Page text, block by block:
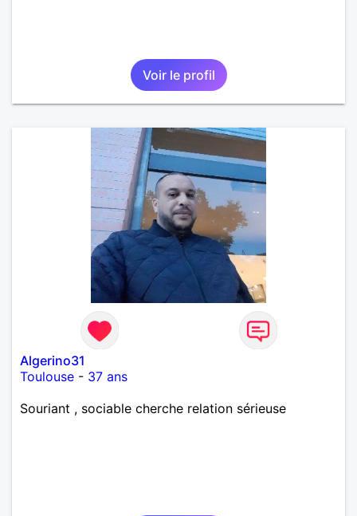
Voir le profil
Algerino31
Toulouse - 37 ans
Souriant , sociable cherche relation sérieuse